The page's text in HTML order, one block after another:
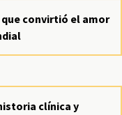
que convirtió el amor
clínica y